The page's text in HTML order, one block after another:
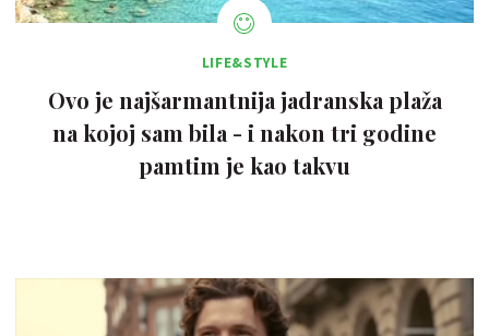
LIFE&STYLE
Ovo je najšarmantnija jadranska plaža
na kojoj sam bila - i nakon tri godine
pamtim je kao takvu